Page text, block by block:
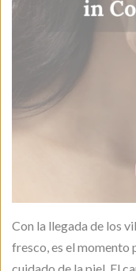
Con la llegada de los
fresco, es el